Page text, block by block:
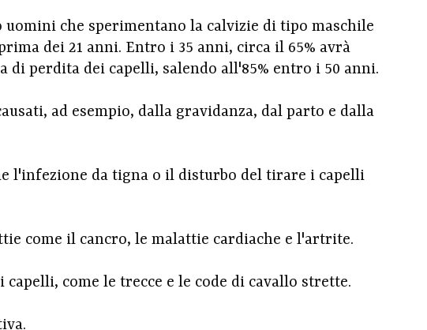
che sperimentano la calvizie di tipo maschile
dei 21 anni. Entro i 35 anni, circa il 65% avrà
di perdita dei capelli, salendo all'85% entro i 50 anni.
ad esempio, dalla gravidanza, dal parto e dalla
l'infezione da tigna o il disturbo del tirare i capelli
come il cancro, le malattie cardiache e l'artrite.
come le trecce e le code di cavallo strette.